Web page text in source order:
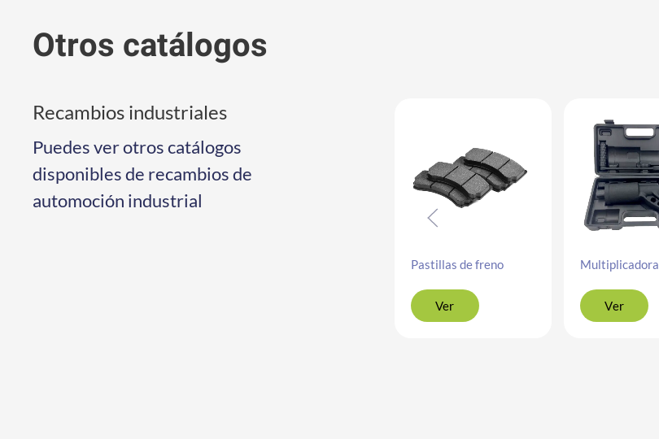
Otros catálogos
Recambios industriales
Puedes ver otros catálogos
disponibles de recambios de
automoción industrial
Pastillas de freno
Ver
Multiplicadora
Ver